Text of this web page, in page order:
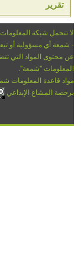
تقرير
لا تتحمل شبكة المعلومات
- شمعة أي مسؤولية أو
عن محتوى المواد التي
المعلومات "شمعة".
مواد قاعدة المعلومات
برخصة المشاع الإبداعي